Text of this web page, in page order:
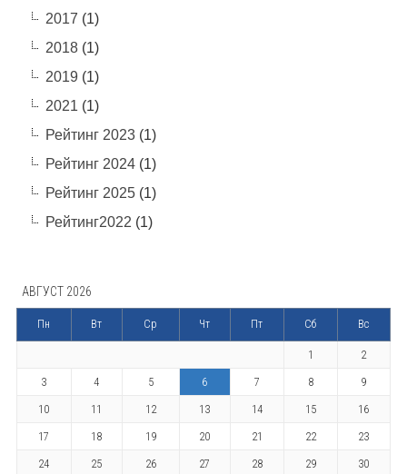
2017 (1)
2018(1)
2019 (1)
2021 (1)
Рейтинг 2023(1)
Рейтинг 2024(1)
Рейтинг 2025(1)
Рейтинг2022 (1)
АВГУСТ 2026
Пн Вт Ср Чт Пт Сб Вс
1
2
3
4 5 6 7 8
9
10
11 12 13 14 15
16
17
18 19 20 21 22
23
24
25 26 27 28 29
30